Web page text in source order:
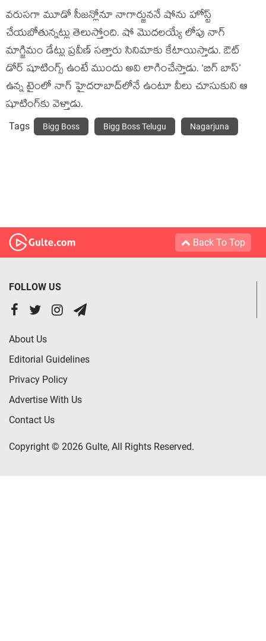
వరుసగా మూడో సీజన్లోనూ నాగార్జుననే షోను హోస్ట్
చేయబోతున్నట్లు తెలుస్తోంది. షో మొదలయ్యే లోపు నాగ్
మాగ్జిమం డేట్లు ప్రవీణ్ సత్తారు సినిమాకు కేటాయిస్తాడు. ఔట్
డోర్ షూటింగ్స్ ఉంటే ముందు అవి లాగించేస్తాడు. ‘బిగ్ బాస్’
ఉన్న టైంలో నాగ్ హైదరాబాద్‌లోనే ఉంటూ వీలు చూసుకుని ఆ
షూటింగ్‌కు వెళ్తాడు.
Tags Bigg Boss Bigg Boss Telugu Nagarjuna
Back To Top
FOLLOW US
About Us
Editorial Guidelines
Privacy Policy
Advertise With Us
Contact Us
Copyright © 2026 Gulte, All Rights Reserved.